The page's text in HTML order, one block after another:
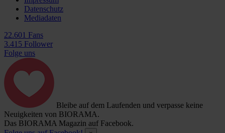
Datenschutz
Mediadaten
22.601 Fans
3.415 Follower
Folge uns
Bleibe auf dem Laufenden und verpasse keine
Neuigkeiten von BIORAMA.
Das BIORAMA Magazin auf Facebook.